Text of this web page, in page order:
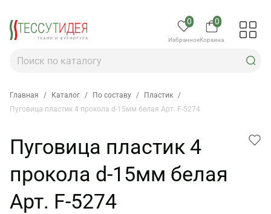
0
Избранное
0
Корзина
Главная / Каталог / По составу / Пластик /
Пуговица пластик 4 прокола d-15мм белая Арт. F-5274
Пуговица пластик 4
прокола d-15мм белая
Арт. F-5274